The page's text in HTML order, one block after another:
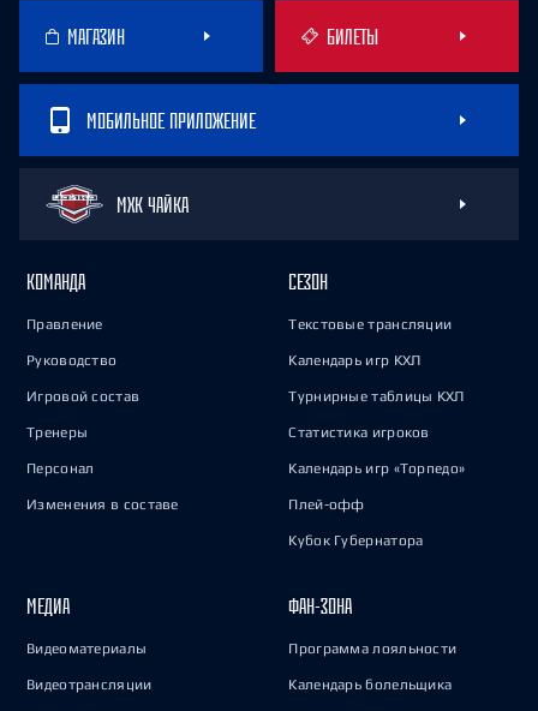
МАГАЗИН БИЛЕТЫ
МОБИЛЬНОЕ ПРИЛОЖЕНИЕ
МХК ЧАЙКА
КОМАНДА
Правление
Руководство
Игровой состав
Тренеры
Персонал
Изменения в составе
СЕЗОН
Текстовые трансляции
Календарь игр КХЛ
Турнирные таблицы КХЛ
Статистика игроков
Календарь игр «Торпедо»
Плей-офф
Кубок Губернатора
МЕДИА
Видеоматериалы
Видеотрансляции
ФАН-ЗОНА
Программа лояльности
Календарь болельщика